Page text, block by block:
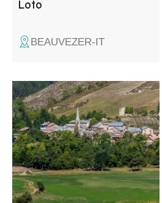
Loto
BEAUVEZER-IT
Messe en l'église suivie d'un
apéritif offert par la
municipalité. Concours de
boules en doublette choie/ 3
boules et soirée fluo animée
avec DJ Totor. Buvette et
snacking du comité des fêtes
sur place.